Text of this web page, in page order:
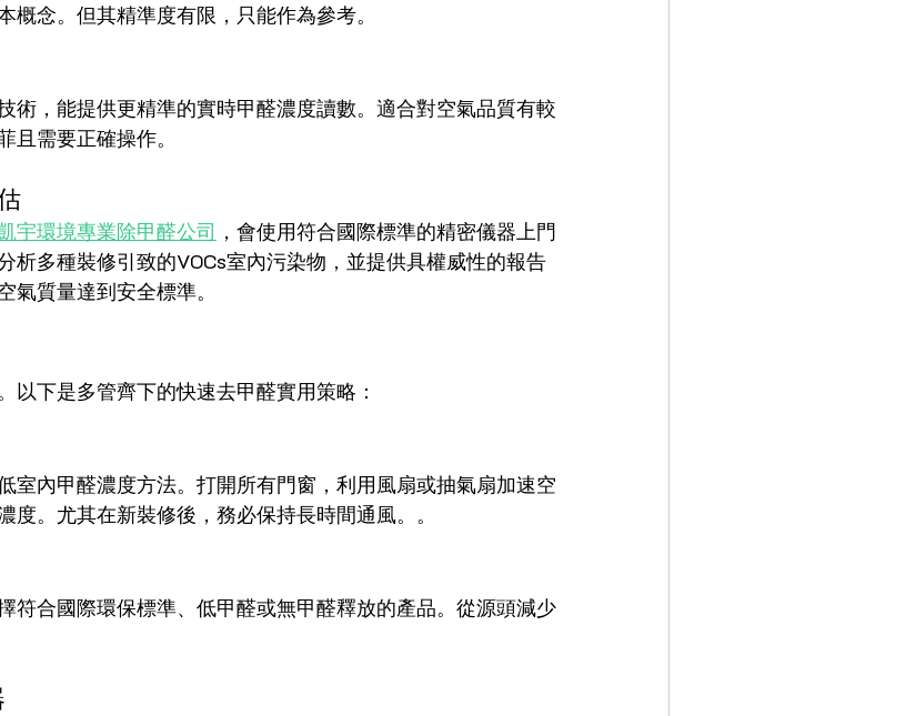
念。但其精準度有限，只能作為參考。
術，能提供更精準的實時甲醛濃度讀數。適合對空氣品質有較
且需要正確操作。
宇環境專業除甲醛公司 ，會使用符合國際標準的精密儀器上門
析多種裝修引致的VOCs室內污染物，並提供具權威性的報告
質量達到安全標準。
以下是多管齊下的快速去甲醛實用策略：
室內甲醛濃度方法。打開所有門窗，利用風扇或抽氣扇加速空
度。尤其在新裝修後，務必保持長時間通風。。
符合國際環保標準、低甲醛或無甲醛釋放的產品。從源頭減少